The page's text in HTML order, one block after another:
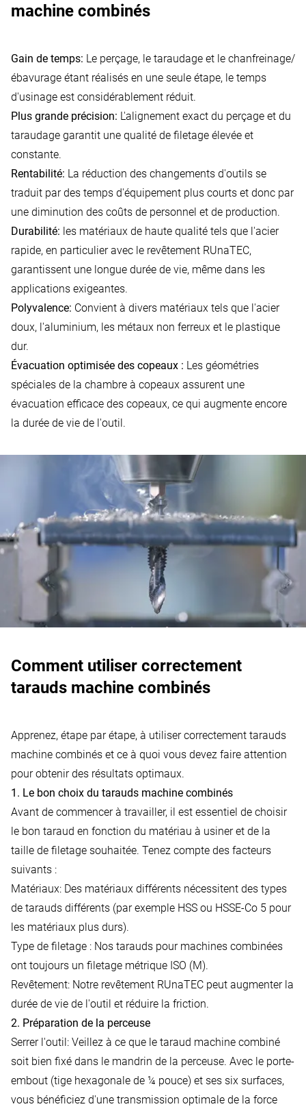
machine combinés
Gain de temps: Le perçage, le taraudage et le chanfreinage/
ébavurage étant réalisés en une seule étape, le temps
d'usinage est considérablement réduit.
Plus grande précision: L'alignement exact du perçage et du
taraudage garantit une qualité de filetage élevée et
constante.
Rentabilité: La réduction des changements d'outils se
traduit par des temps d'équipement plus courts et donc par
une diminution des coûts de personnel et de production.
Durabilité: les matériaux de haute qualité tels que l'acier
rapide, en particulier avec le revêtement RUnaTEC,
garantissent une longue durée de vie, même dans les
applications exigeantes.
Polyvalence: Convient à divers matériaux tels que l'acier
doux, l'aluminium, les métaux non ferreux et le plastique
dur.
Évacuation optimisée des copeaux : Les géométries
spéciales de la chambre à copeaux assurent une
évacuation efficace des copeaux, ce qui augmente encore
la durée de vie de l'outil.
Comment utiliser correctement
tarauds machine combinés
Apprenez, étape par étape, à utiliser correctement tarauds
machine combinés et ce à quoi vous devez faire attention
pour obtenir des résultats optimaux.
1. Le bon choix du tarauds machine combinés
Avant de commencer à travailler, il est essentiel de choisir
le bon taraud en fonction du matériau à usiner et de la
taille de filetage souhaitée. Tenez compte des facteurs
suivants :
Matériaux: Des matériaux différents nécessitent des types
de tarauds différents (par exemple HSS ou HSSE-Co 5 pour
les matériaux plus durs).
Type de filetage : Nos tarauds pour machines combinées
ont toujours un filetage métrique ISO (M).
Revêtement: Notre revêtement RUnaTEC peut augmenter la
durée de vie de l'outil et réduire la friction.
2. Préparation de la perceuse
Serrer l'outil: Veillez à ce que le taraud machine combiné
soit bien fixé dans le mandrin de la perceuse. Avec le porte-
embout (tige hexagonale de ¼ pouce) et ses six surfaces,
vous bénéficiez d'une transmission optimale de la force